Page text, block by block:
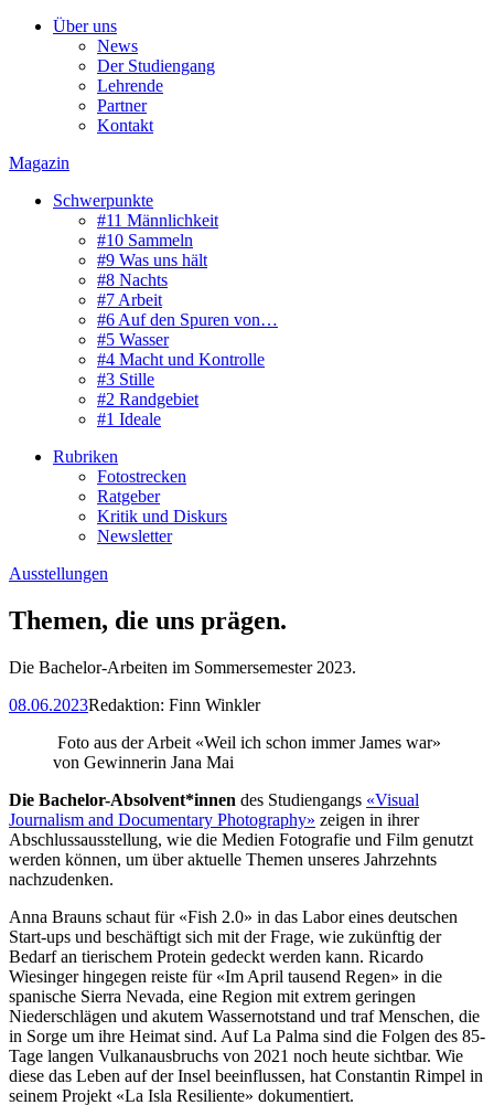
Über uns
News
Der Studiengang
Lehrende
Partner
Kontakt
Magazin
Schwerpunkte
#11 Männlichkeit
#10 Sammeln
#9 Was uns hält
#8 Nachts
#7 Arbeit
#6 Auf den Spuren von…
#5 Wasser
#4 Macht und Kontrolle
#3 Stille
#2 Randgebiet
#1 Ideale
Rubriken
Fotostrecken
Ratgeber
Kritik und Diskurs
Newsletter
Ausstellungen
Themen, die uns prägen.
Die Bachelor-Arbeiten im Sommersemester 2023.
08.06.2023Redaktion: Finn Winkler
Foto aus der Arbeit «Weil ich schon immer James war»
von Gewinnerin Jana Mai
Die Bachelor-Absolvent*innen des Studiengangs «Visual
Journalism and Documentary Photography» zeigen in ihrer
Abschlussausstellung, wie die Medien Fotografie und Film genutzt
werden können, um über aktuelle Themen unseres Jahrzehnts
nachzudenken.
Anna Brauns schaut für «Fish 2.0» in das Labor eines deutschen
Start-ups und beschäftigt sich mit der Frage, wie zukünftig der
Bedarf an tierischem Protein gedeckt werden kann. Ricardo
Wiesinger hingegen reiste für «Im April tausend Regen» in die
spanische Sierra Nevada, eine Region mit extrem geringen
Niederschlägen und akutem Wassernotstand und traf Menschen, die
in Sorge um ihre Heimat sind. Auf La Palma sind die Folgen des 85-
Tage langen Vulkanausbruchs von 2021 noch heute sichtbar. Wie
diese das Leben auf der Insel beeinflussen, hat Constantin Rimpel in
seinem Projekt «La Isla Resiliente» dokumentiert.